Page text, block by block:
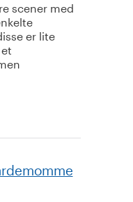
scener med
er lite